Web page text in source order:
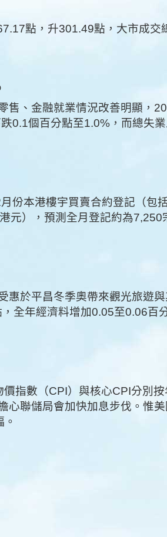
點，升301.49點，大市成交
售、金融就業情況改善明顯，
0.1個百分點至1.0%，而總失
份本港樓宇買賣合約登記（包
元），預測全月登記約為7,250
惠於平昌冬季奧帶來觀光旅遊
全年經濟料增加0.05至0.06百
指數（CPI）與核心CPI分別
心聯儲局會加快加息步伐。惟